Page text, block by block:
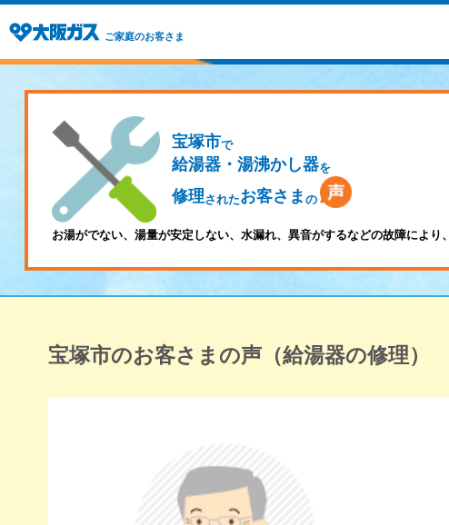
ご家庭のお客さま
宝塚市で
給湯器・湯沸かし器を
修理されたお客さま の
お湯がでない、湯量が安定しない、水漏れ、異音がするなどの故障により
宝塚市のお客さまの声（給湯器の修理）